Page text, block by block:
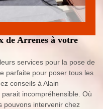
de Arrenes à votre
services pour la pose de
parfaite pour poser tous les
conseils à Alain
incompréhensible. Où
pouvons intervenir chez